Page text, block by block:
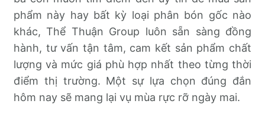
phẩm này hay bất kỳ loại phân bón gốc nào
khác, Thể Thuận Group luôn sẵn sàng đồng
hành, tư vấn tận tâm, cam kết sản phẩm chất
lượng và mức giá phù hợp nhất theo từng thời
điểm thị trường. Một sự lựa chọn đúng đắn
hôm nay sẽ mang lại vụ mùa rực rỡ ngày mai.